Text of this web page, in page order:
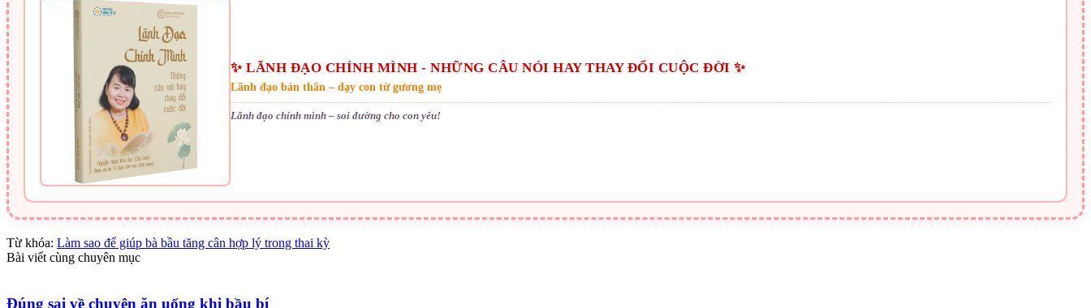
✨ LÃNH ĐẠO CHÍNH MÌNH - NHỮNG CÂU NÓI HAY THAY ĐỔI CUỘC ĐỜI ✨
Lãnh đạo bản thân – dạy con từ gương mẹ
Lãnh đạo chính mình – soi đường cho con yêu!
Từ khóa: Làm sao để giúp bà bầu tăng cân hợp lý trong thai kỳ
Bài viết cùng chuyên mục
Đúng sai về chuyện ăn uống khi bầu bí